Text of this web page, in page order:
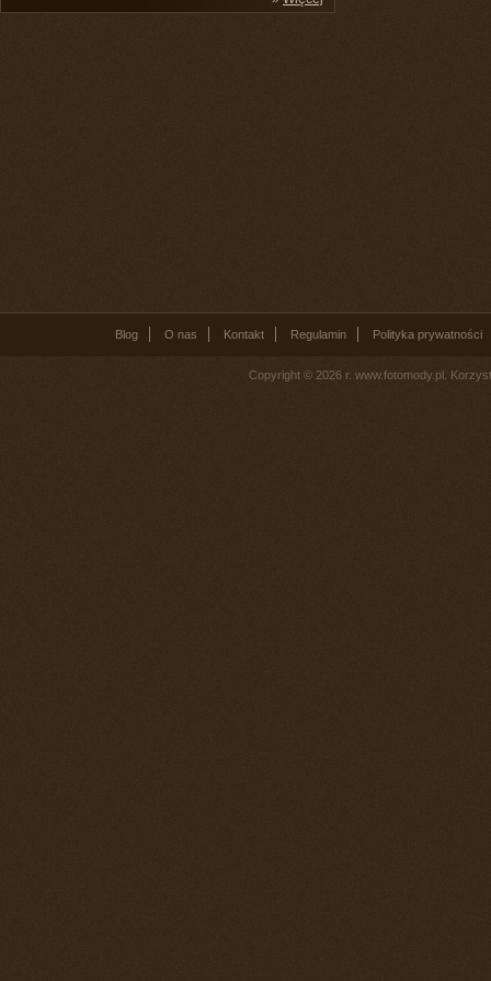
Blog O nas Kontakt Regulamin Polityka prywatności
Copyright © 2026 r. www.fotomody.pl.